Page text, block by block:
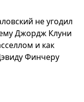
не угодил
Джордж Клуни
и как
Финчеру